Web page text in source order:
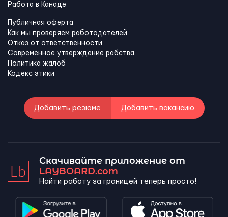
Работа в Канадe
Публичная оферта
Как мы проверяем работодателей
Отказ от ответственности
Современное утверждение рабства
Политика жалоб
Кодекс этики
Добавить резюме Добавить вакансию
Скачивайте приложение от
LAYBOARD.com
Найти работу за границей теперь просто!